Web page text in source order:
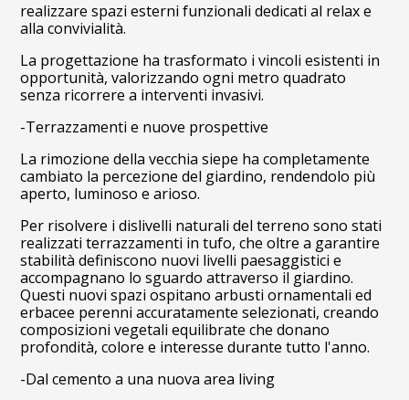
realizzare spazi esterni funzionali dedicati al relax e
alla convivialità.
La progettazione ha trasformato i vincoli esistenti in
opportunità, valorizzando ogni metro quadrato
senza ricorrere a interventi invasivi.
-Terrazzamenti e nuove prospettive
La rimozione della vecchia siepe ha completamente
cambiato la percezione del giardino, rendendolo più
aperto, luminoso e arioso.
Per risolvere i dislivelli naturali del terreno sono stati
realizzati terrazzamenti in tufo, che oltre a garantire
stabilità definiscono nuovi livelli paesaggistici e
accompagnano lo sguardo attraverso il giardino.
Questi nuovi spazi ospitano arbusti ornamentali ed
erbacee perenni accuratamente selezionati, creando
composizioni vegetali equilibrate che donano
profondità, colore e interesse durante tutto l'anno.
-Dal cemento a una nuova area living